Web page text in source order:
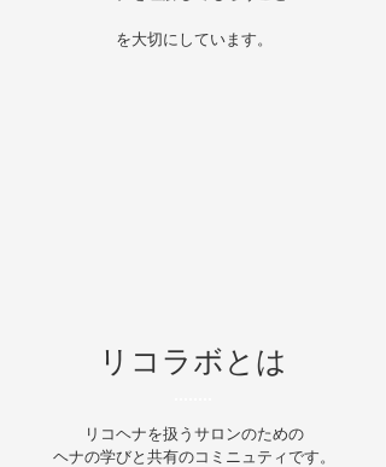
​を大切にしています。
​リコラボとは
リコヘナを扱うサロンのための
ヘナの学びと共有のコミニュティです。